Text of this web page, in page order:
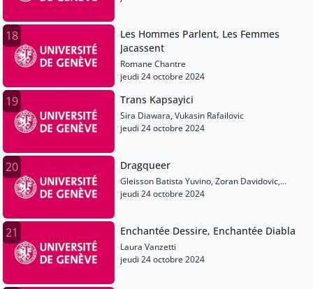
18
Les Hommes Parlent, Les Femmes
Jacassent
Romane Chantre
jeudi 24 octobre 2024
19 Trans Kapsayici
Sira Diawara, Vukasin Rafailovic
jeudi 24 octobre 2024
20 Dragqueer
Gleisson Batista Yuvino, Zoran Davidovic,
Sarah Gilardoni
jeudi 24 octobre 2024
21 Enchantée Dessire, Enchantée Diabla
Laura Vanzetti
jeudi 24 octobre 2024